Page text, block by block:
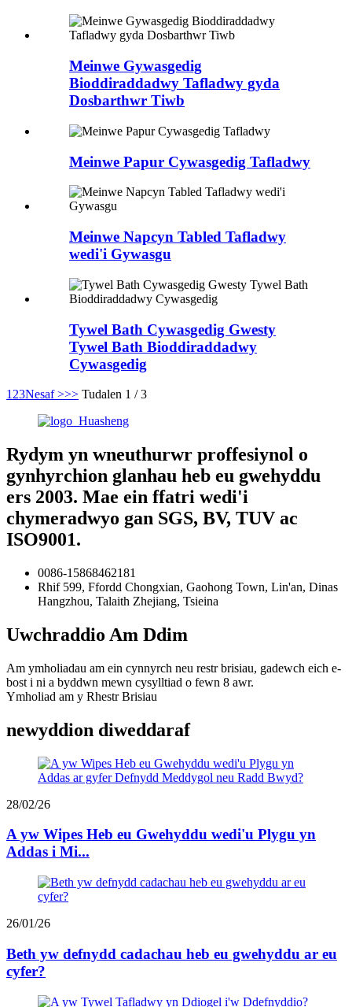
Meinwe Gywasgedig
Bioddiraddadwy Tafladwy gyda
Dosbarthwr Tiwb
Meinwe Papur Cywasgedig Tafladwy
Meinwe Napcyn Tabled Tafladwy
wedi'i Gywasgu
Tywel Bath Cywasgedig Gwesty
Tywel Bath Bioddiraddadwy
Cywasgedig
1 23Nesaf >>> Tudalen 1 / 3
Rydym yn wneuthurwr proffesiynol o
gynhyrchion glanhau heb eu gwehyddu
ers 2003. Mae ein ffatri wedi'i
chymeradwyo gan SGS, BV, TUV ac
ISO9001.
0086-15868462181
Rhif 599, Ffordd Chongxian, Gaohong Town, Lin'an, Dinas
Hangzhou, Talaith Zhejiang, Tsieina
Uwchraddio Am Ddim
Am ymholiadau am ein cynnyrch neu restr brisiau, gadewch eich e-
bost i ni a byddwn mewn cysylltiad o fewn 8 awr.
Ymholiad am y Rhestr Brisiau
newyddion diweddaraf
28/02/26
A yw Wipes Heb eu Gwehyddu wedi'u Plygu yn
Addas i Mi...
26/01/26
Beth yw defnydd cadachau heb eu gwehyddu ar eu
cyfer?